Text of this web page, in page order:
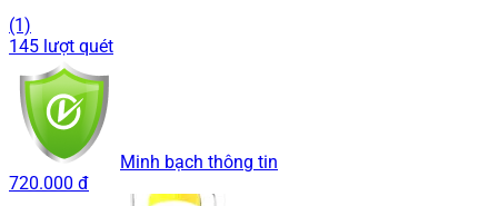
(1)
145 lượt quét
Minh bạch thông tin
720.000 đ